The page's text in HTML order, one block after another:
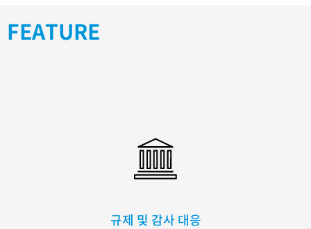
FEATURE
규제 및 감사 대응